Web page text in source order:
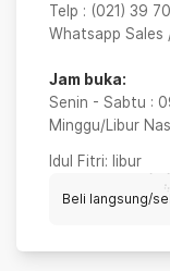
Telp : (021) 39
Whatsapp Sales
Jam buka:
Senin - Sabtu :
Minggu/Libur
Idul Fitri: libur
Beli langsung/